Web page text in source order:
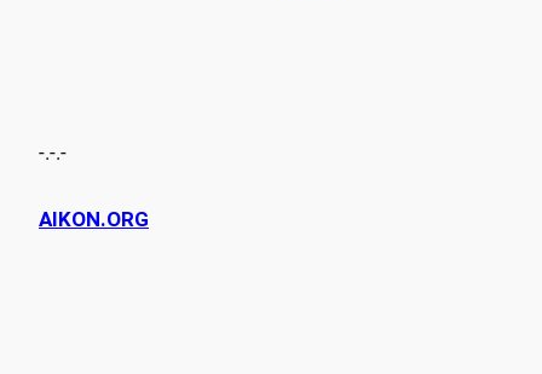
-.-.-
AIKON.ORG